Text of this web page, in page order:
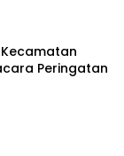
Peringatan